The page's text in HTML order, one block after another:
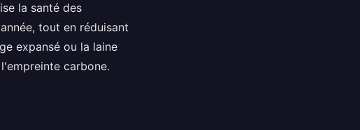
la santé des
tout en réduisant
expansé ou la laine
carbone.